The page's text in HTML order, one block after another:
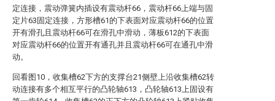
定连接，震动弹簧内插设有震动杆66，震动杆66上端与固
定片63固定连接，方形槽61的下表面对应震动杆66的位置
开有滑孔且震动杆66可在滑孔中滑动，薄板612的下表面
对应震动杆66的位置开有通孔并且震动杆66可在通孔中滑
动。
回看图10，收集槽62下方的支撑台21侧壁上沿收集槽62转
动连接有多个相互平行的凸轮轴613，凸轮轴613上固设有